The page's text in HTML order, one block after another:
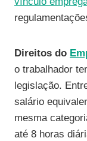
Direitos do
o trabalhador
legislação.
salário
mesma
até 8 horas